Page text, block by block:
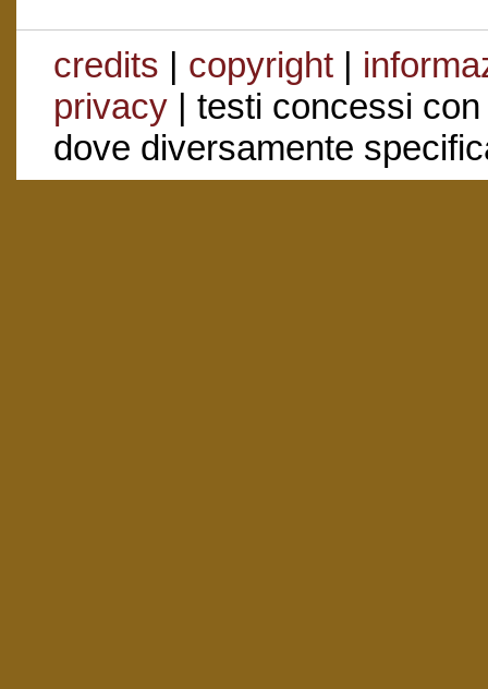
credits | copyright|
privacy| testi concessi
dove diversamente